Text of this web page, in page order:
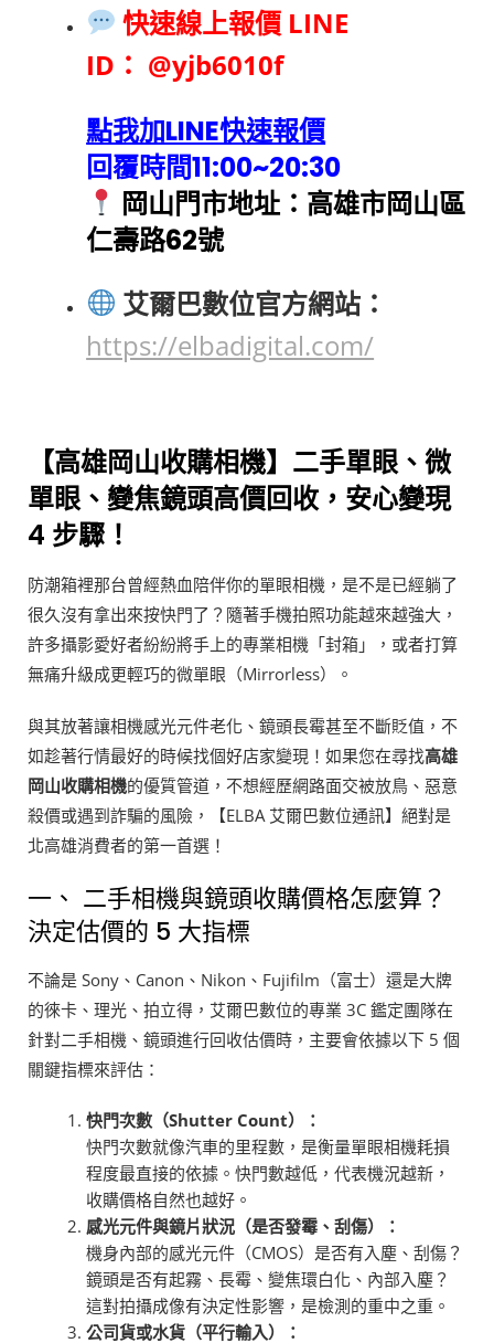
快速線上報價 LINE
ID： @yjb6010f
點我加LINE快速報價
回覆時間11:00~20:30
岡山門市地址：高雄市岡山區
仁壽路62號
艾爾巴數位官方網站：
https://elbadigital.com/
【高雄岡山收購相機】二手單眼、微
單眼、變焦鏡頭高價回收，安心變現
4 步驟！
防潮箱裡那台曾經熱血陪伴你的單眼相機，是不是已經躺了
很久沒有拿出來按快門了？隨著手機拍照功能越來越強大，
許多攝影愛好者紛紛將手上的專業相機「封箱」，或者打算
無痛升級成更輕巧的微單眼（Mirrorless）。
與其放著讓相機感光元件老化、鏡頭長霉甚至不斷貶值，不
如趁著行情最好的時候找個好店家變現！如果您在尋找高雄
岡山收購相機的優質管道，不想經歷網路面交被放鳥、惡意
殺價或遇到詐騙的風險，【ELBA 艾爾巴數位通訊】絕對是
北高雄消費者的第一首選！
一、 二手相機與鏡頭收購價格怎麼算？
決定估價的 5 大指標
不論是 Sony、Canon、Nikon、Fujifilm（富士）還是大牌
的徠卡、理光、拍立得，艾爾巴數位的專業 3C 鑑定團隊在
針對二手相機、鏡頭進行回收估價時，主要會依據以下 5 個
關鍵指標來評估：
快門次數（Shutter Count）：
快門次數就像汽車的里程數，是衡量單眼相機耗損
程度最直接的依據。快門數越低，代表機況越新，
收購價格自然也越好。
感光元件與鏡片狀況（是否發霉、刮傷）：
機身內部的感光元件（CMOS）是否有入塵、刮傷？
鏡頭是否有起霧、長霉、變焦環白化、內部入塵？
這對拍攝成像有決定性影響，是檢測的重中之重。
公司貨或水貨（平行輸入）：